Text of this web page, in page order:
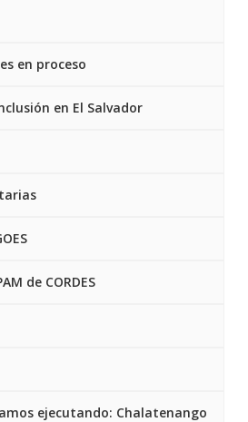
en proceso
en El Salvador
de CORDES
ejecutando: Chalatenango